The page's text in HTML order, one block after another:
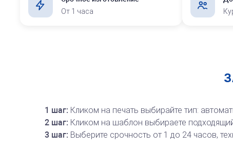
От 1 часа
1 шаг: Кликом на печать выбирайте тип:
2 шаг: Кликом на шаблон выбираете
3 шаг: Выберите срочность от 1 до 24 часов,